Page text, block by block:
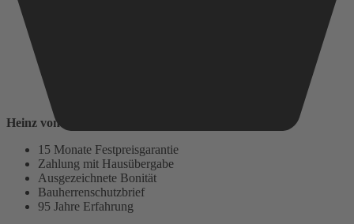
Heinz von Heiden baut auf:
15 Monate Festpreisgarantie
Zahlung mit Hausübergabe
Ausgezeichnete Bonität
Bauherrenschutzbrief
95 Jahre Erfahrung